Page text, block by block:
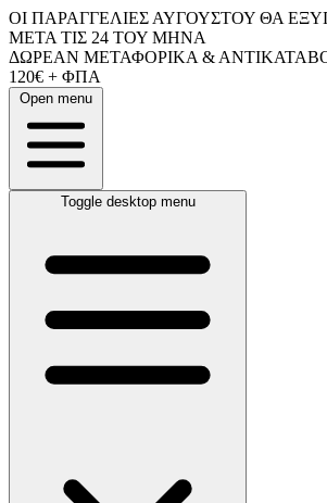
ΟΙ ΠΑΡΑΓΓΕΛΙΕΣ ΑΥΓΟΥΣΤΟΥ ΘΑ
ΜΕΤΑ ΤΙΣ 24 ΤΟΥ ΜΗΝΑ
ΔΩΡΕΑΝ ΜΕΤΑΦΟΡΙΚΑ &
120€ + ΦΠΑ
Open menu
Toggle desktop menu